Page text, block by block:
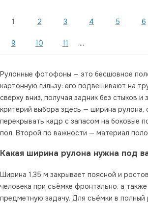
1 2 3 4 5 6
9 10 11 ....
Рулонные фотофоны — это бесшовное
картонную гильзу: его подвешивают на
сверху вниз, получая задник без стыков и
критерий выбора здесь — ширина рулона,
перекрывать кадр с запасом на боковые
пол. Второй по важности — материал
Какая ширина рулона нужна под
Ширина 1,35 м закрывает поясной и
человека при съёмке фронтально, а
предметную задачу. Для съёмки в полный